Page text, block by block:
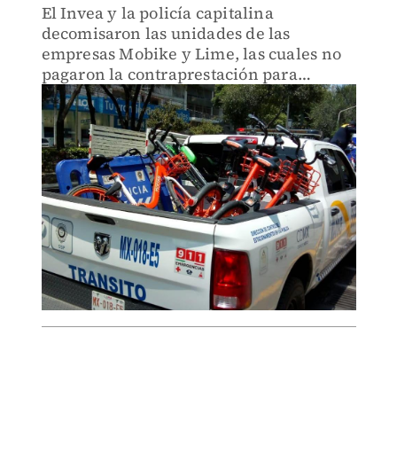
El Invea y la policía capitalina
decomisaron las unidades de las
empresas Mobike y Lime, las cuales no
pagaron la contraprestación para
obtener el permiso anual.